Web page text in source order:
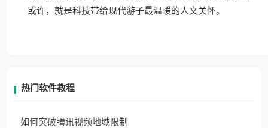
或许，就是科技带给现代游子最温暖的人文关怀。
热门软件教程
如何突破腾讯视频地域限制